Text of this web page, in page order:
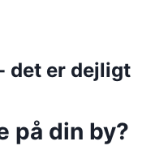
det er dejligt
på din by?